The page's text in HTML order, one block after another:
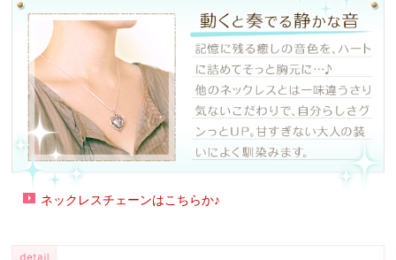
ネックレスチェーンはこちらか♪